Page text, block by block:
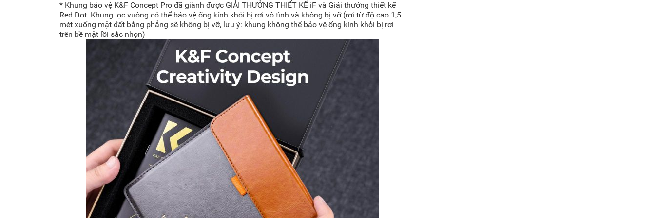
* Khung bảo vệ K&F Concept Pro đã giành được GIẢI THƯỞNG THIẾT KẾ iF và Giải thưởng thiết kế
Red Dot. Khung lọc vuông có thể bảo vệ ống kính khỏi bị rơi vô tình và không bị vỡ (rơi từ độ cao 1,5
mét xuống mặt đất bằng phẳng sẽ không bị vỡ, lưu ý: khung không thể bảo vệ ống kính khỏi bị rơi
trên bề mặt lồi sắc nhọn)